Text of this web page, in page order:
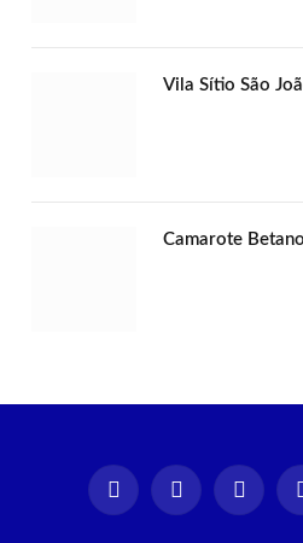
Vila Sítio São
Camarote
InstagramFacebookTikTok